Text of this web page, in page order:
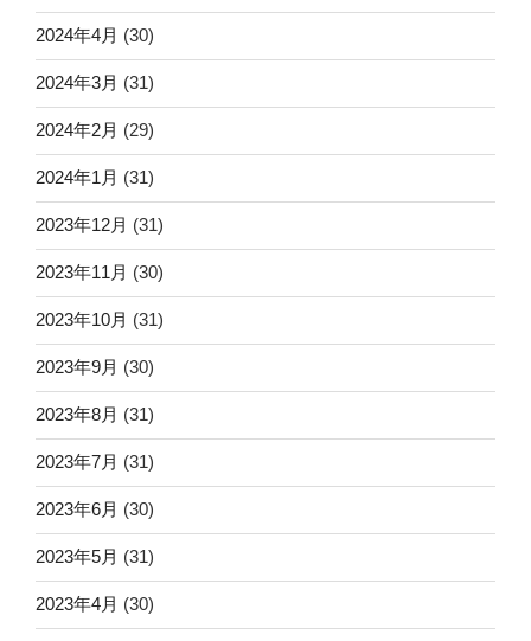
2024年4月 (30)
2024年3月 (31)
2024年2月 (29)
2024年1月 (31)
2023年12月 (31)
2023年11月 (30)
2023年10月 (31)
2023年9月 (30)
2023年8月 (31)
2023年7月 (31)
2023年6月 (30)
2023年5月 (31)
2023年4月 (30)